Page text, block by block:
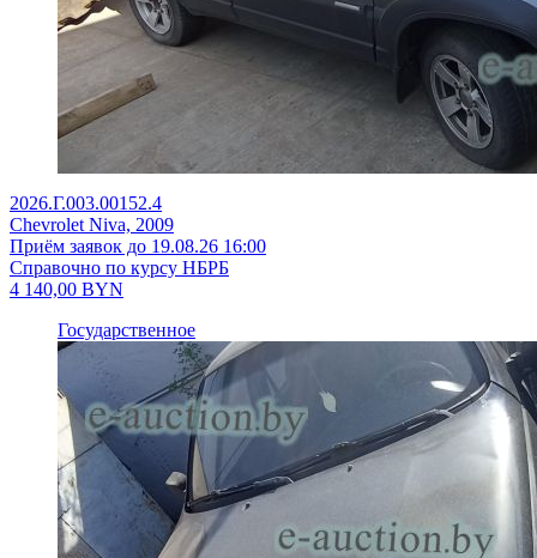
2026.Г.003.00152.4
Chevrolet Niva, 2009
Приём заявок до 19.08.26 16:00
Справочно по курсу НБРБ
4 140,00 BYN
Государственное